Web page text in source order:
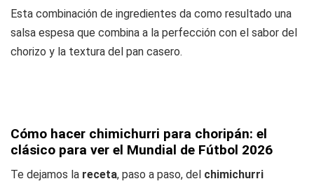
Esta combinación de ingredientes da como resultado una
salsa espesa que combina a la perfección con el sabor del
chorizo y la textura del pan casero.
Cómo hacer chimichurri para choripán: el
clásico para ver el Mundial de Fútbol 2026
Te dejamos la receta, paso a paso, del chimichurri